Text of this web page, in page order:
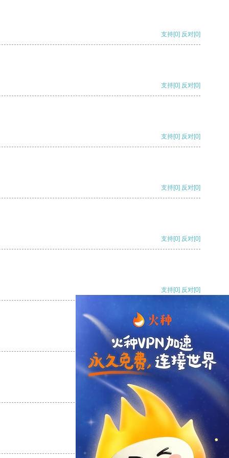
支持[0] 反对[0]
支持[0] 反对[0]
支持[0] 反对[0]
支持[0] 反对[0]
支持[0] 反对[0]
支持[0] 反对[0]
支持[0] 反对
支持
反对 [0]